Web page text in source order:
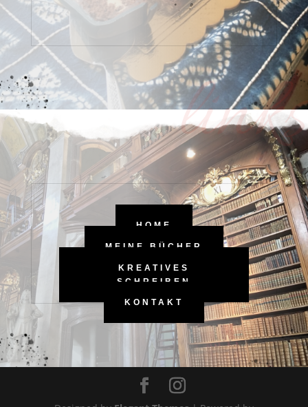
links
HOME
MEINE BÜCHER
KREATIVES
SCHREIBEN
KONTAKT